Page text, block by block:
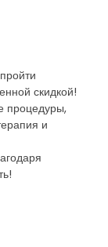
скидкой!
процедуры,
и